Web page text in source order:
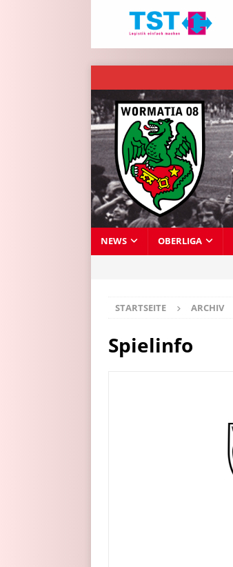
NEWS OBERLIGA
STARTSEITE ARCHIV
Spielinfo